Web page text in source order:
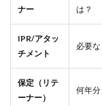
ナー
は？
IPR/アタッ
チメント
必要
保定（リテ
ーナー）
何年